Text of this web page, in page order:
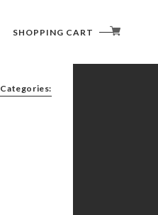
SHOPPING CART
Categories: